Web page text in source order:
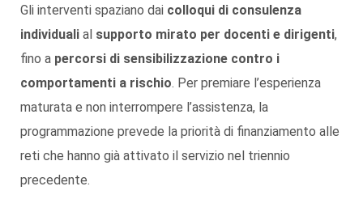
Gli interventi spaziano dai colloqui di consulenza
individuali al supporto mirato per docenti e dirigenti,
fino a percorsi di sensibilizzazione contro i
comportamenti a rischio. Per premiare l’esperienza
maturata e non interrompere l’assistenza, la
programmazione prevede la priorità di finanziamento alle
reti che hanno già attivato il servizio nel triennio
precedente.